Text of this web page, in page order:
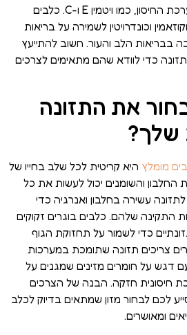
מתוספים שמחזקים את מערכת החיסון, כמו ויטמין E ו-C. כלבים
וכונדרויטין לשמירה על בריאות
ואומגה-3 לתמיכה בבריאות הלב והעור. חשוב להתייעץ
כדי לוודא שהם מתאימים לצרכים
את התזונה
שלך?
מומלץ היא קריטית לכל שלב בחייו של
החלבון והשומנים יכול לעשות את כל
עשירה בחלבון ואנרגיה כדי
התקינה שלהם. כלבים בוגרים זקוקים
כדי לשמור על תחזוקת הגוף
צריכים תזונה שתומכת במערכות
דגש על חומרים מזינים שמגנים על
חיסונית חזקה. הבנה של הצרכים
לכם לבחור מזון שמתאים בדיוק לכלב
ומאושרים.